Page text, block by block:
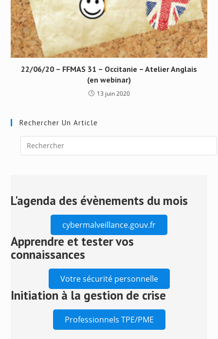
22/06/20 – FFMAS 31 – Occitanie – Atelier Anglais
(en webinar)
13 juin 2020
Rechercher Un Article
close
L'agenda des évènements du mois
cybermalveillance.gouv.fr
Apprendre et tester vos
connaissances
Votre sécurité personnelle
Initiation à la gestion de crise
Professionnels TPE/PME